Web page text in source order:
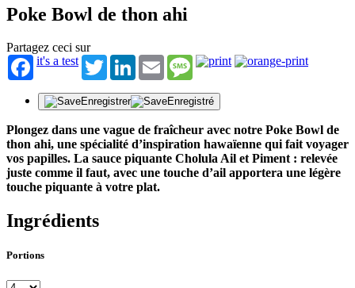
Poke Bowl de thon ahi
Partagez ceci sur
it's a test
TwitterLinkedInEmail Message
Enregistrer Enregistré
Plongez dans une vague de fraîcheur avec notre Poke Bowl de
thon ahi, une spécialité d’inspiration hawaïenne qui fait voyager
vos papilles. La sauce piquante Cholula Ail et Piment : relevée
juste comme il faut, avec une touche d’ail apportera une légère
touche piquante à votre plat.
Ingrédients
Portions